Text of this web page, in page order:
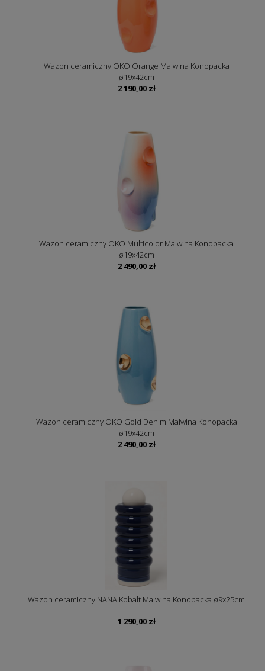
Wazon ceramiczny OKO Orange Malwina Konopacka
ø19x42cm
2 190,00 zł
Wazon ceramiczny OKO Multicolor Malwina Konopacka
ø19x42cm
2 490,00 zł
Wazon ceramiczny OKO Gold Denim Malwina Konopacka
ø19x42cm
2 490,00 zł
Wazon ceramiczny NANA Kobalt Malwina Konopacka ø9x25cm
1 290,00 zł